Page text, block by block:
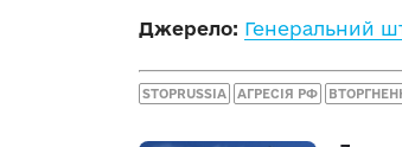
Джерело: Генеральний
STOPRUSSIA АГРЕСІЯ РФ